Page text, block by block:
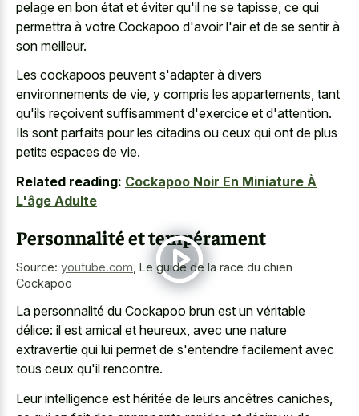
pelage en bon état et éviter qu'il ne se tapisse, ce qui
permettra à votre Cockapoo d'avoir l'air et de se sentir à
son meilleur.
Les cockapoos peuvent s'adapter à divers
environnements de vie, y compris les appartements, tant
qu'ils reçoivent suffisamment d'exercice et d'attention.
Ils sont parfaits pour les citadins ou ceux qui ont de plus
petits espaces de vie.
Related reading: Cockapoo Noir En Miniature À
L'âge Adulte
Personnalité et tempérament
Source: youtube.com Le guide de la race du chien
Cockapoo
La personnalité du Cockapoo brun est un véritable
délice: il est amical et heureux, avec une nature
extravertie qui lui permet de s'entendre facilement avec
tous ceux qu'il rencontre.
Leur intelligence est héritée de leurs ancêtres caniches,